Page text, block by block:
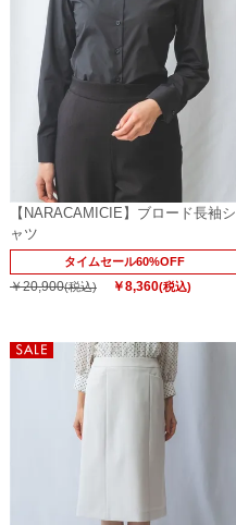
【NARACAMICIE】ブロード長袖シ
ャツ
タイムセール60%OFF
￥20,900(税込) ￥8,360(税込)